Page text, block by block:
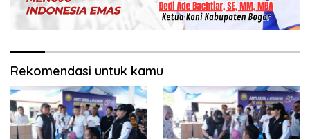
Rekomendasi untuk kamu